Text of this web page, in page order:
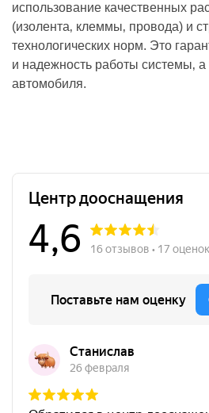
использование качественных
(изолента‚ клеммы‚ провода) и
технологических норм. Это
и надежность работы системы‚ а
автомобиля.